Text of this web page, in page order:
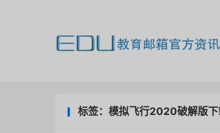
标签：模拟飞行2020破解版下